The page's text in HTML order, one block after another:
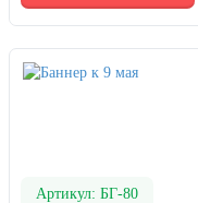
Артикул: БГ-80